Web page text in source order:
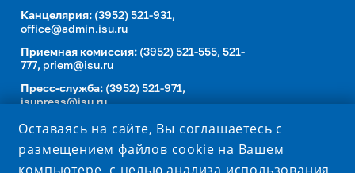
Канцелярия: (3952) 521-931,
office@admin.isu.ru
Приемная комиссия: (3952) 521-555, 521-
777, priem@isu.ru
Пресс-служба: (3952) 521-971,
isupress@isu.ru
Телефонный справочник
Оставаясь на сайте, Вы соглашаетесь с
размещением файлов cookie на Вашем